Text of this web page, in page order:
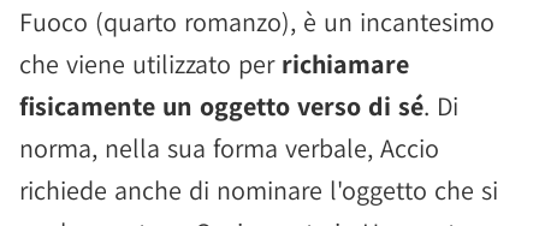
Fuoco (quarto romanzo), è un incantesimo
che viene utilizzato per richiamare
fisicamente un oggetto verso di sé. Di
norma, nella sua forma verbale, Accio
richiede anche di nominare l'oggetto che si